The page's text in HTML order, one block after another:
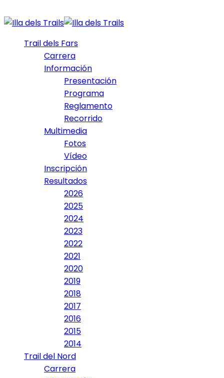
Trail dels Fars
Carrera
Información
Presentación
Programa
Reglamento
Recorrido
Multimedia
Fotos
Vídeo
Inscripción
Resultados
2026
2025
2024
2023
2022
2021
2020
2019
2018
2017
2016
2015
2014
Trail del Nord
Carrera